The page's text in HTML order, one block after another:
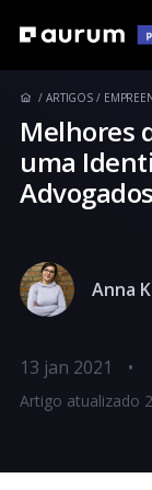
ARTIGOS
Melhores
uma
Advogados
Anna
13 jan 2021 •
Artigo atualizado